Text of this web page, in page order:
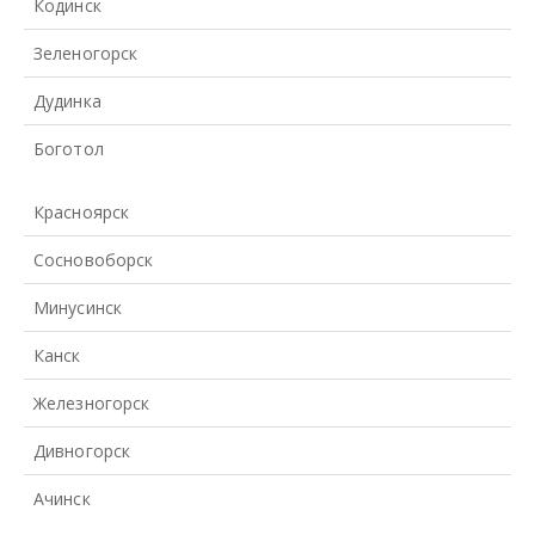
Кодинск
Зеленогорск
Дудинка
Боготол
Красноярск
Сосновоборск
Минусинск
Канск
Железногорск
Дивногорск
Ачинск